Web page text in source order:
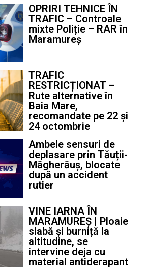
OPRIRI TEHNICE ÎN
TRAFIC – Controale
mixte Poliție – RAR în
Maramureș
TRAFIC
RESTRICȚIONAT –
Rute alternative în
Baia Mare,
recomandate pe 22 și
24 octombrie
Ambele sensuri de
deplasare prin Tăuții-
Măgherăuș, blocate
după un accident
rutier
VINE IARNA ÎN
MARAMUREȘ | Ploaie
slabă și burniță la
altitudine, se
intervine deja cu
material antiderapant